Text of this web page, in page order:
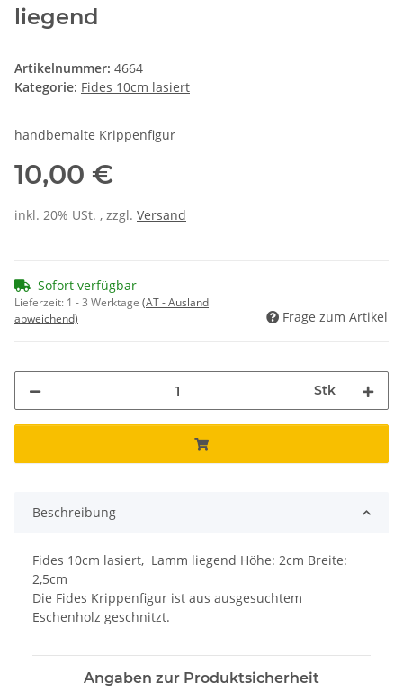
liegend
Artikelnummer: 4664
Kategorie: Fides 10cm lasiert
handbemalte Krippenfigur
10,00 €
inkl. 20% USt. , zzgl. Versand
Sofort verfügbar
Lieferzeit: 1 - 3 Werktage (AT - Ausland
abweichend)
Frage zum Artikel
Stk
Beschreibung
Fides 10cm lasiert, Lamm liegend Höhe: 2cm Breite:
2,5cm
Die Fides Krippenfigur ist aus ausgesuchtem
Eschenholz geschnitzt.
Angaben zur Produktsicherheit